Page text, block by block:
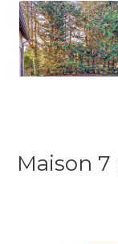
Maison 7 pièce(s) 4 chambre(s)